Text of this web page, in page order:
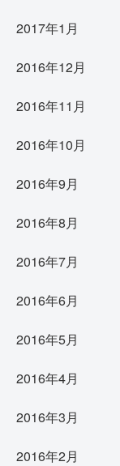
2017年1月
2016年12月
2016年11月
2016年10月
2016年9月
2016年8月
2016年7月
2016年6月
2016年5月
2016年4月
2016年3月
2016年2月